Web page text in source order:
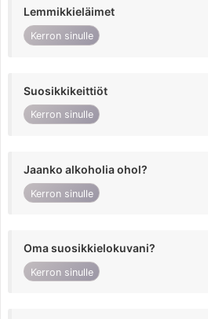
Lemmikkieläimet
Kerron sinulle
Suosikkikeittiöt
Kerron sinulle
Jaanko alkoholia ohol?
Kerron sinulle
Oma suosikkielokuvani?
Kerron sinulle